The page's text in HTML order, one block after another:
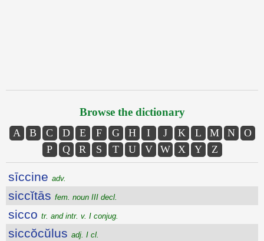
Browse the dictionary
A B C D E F G H I J K L M N
O
P
Q R S T U V W X Y Z
sīccine adv.
siccĭtās fem. noun III decl.
sicco tr. and intr. v. I conjug.
siccŏcŭlus adj. I cl.